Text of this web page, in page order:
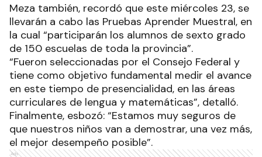
Meza también, recordó que este miércoles 23, se
llevarán a cabo las Pruebas Aprender Muestral, en
la cual “participarán los alumnos de sexto grado
de 150 escuelas de toda la provincia”.
“Fueron seleccionadas por el Consejo Federal y
tiene como objetivo fundamental medir el avance
en este tiempo de presencialidad, en las áreas
curriculares de lengua y matemáticas”, detalló.
Finalmente, esbozó: “Estamos muy seguros de
que nuestros niños van a demostrar, una vez más,
el mejor desempeño posible”.
Ads